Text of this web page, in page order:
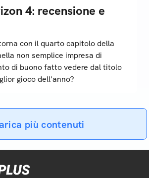
4: recensione e
con il quarto capitolo della
non semplice impresa di
di buono fatto vedere dal titolo
gioco dell'anno?
più contenuti